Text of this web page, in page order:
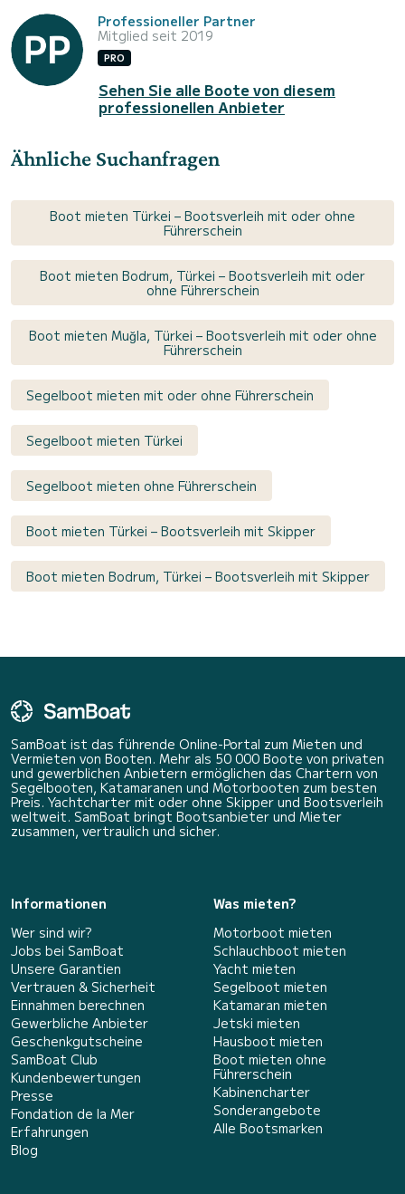
Professioneller Partner
Mitglied seit 2019
PRO
Sehen Sie alle Boote von diesem
professionellen Anbieter
Ähnliche Suchanfragen
Boot mieten Türkei – Bootsverleih mit oder ohne
Führerschein
Boot mieten Bodrum, Türkei – Bootsverleih mit oder
ohne Führerschein
Boot mieten Muğla, Türkei – Bootsverleih mit oder ohne
Führerschein
Segelboot mieten mit oder ohne Führerschein
Segelboot mieten Türkei
Segelboot mieten ohne Führerschein
Boot mieten Türkei – Bootsverleih mit Skipper
Boot mieten Bodrum, Türkei – Bootsverleih mit Skipper
SamBoat ist das führende Online-Portal zum Mieten und
Vermieten von Booten. Mehr als 50 000 Boote von privaten
und gewerblichen Anbietern ermöglichen das Chartern von
Segelbooten, Katamaranen und Motorbooten zum besten
Preis. Yachtcharter mit oder ohne Skipper und Bootsverleih
weltweit. SamBoat bringt Bootsanbieter und Mieter
zusammen, vertraulich und sicher.
Informationen
Wer sind wir?
Jobs bei SamBoat
Unsere Garantien
Vertrauen & Sicherheit
Einnahmen berechnen
Gewerbliche Anbieter
Geschenkgutscheine
SamBoat Club
Kundenbewertungen
Presse
Fondation de la Mer
Erfahrungen
Blog
Was mieten?
Motorboot mieten
Schlauchboot mieten
Yacht mieten
Segelboot mieten
Katamaran mieten
Jetski mieten
Hausboot mieten
Boot mieten ohne
Führerschein
Kabinencharter
Sonderangebote
Alle Bootsmarken